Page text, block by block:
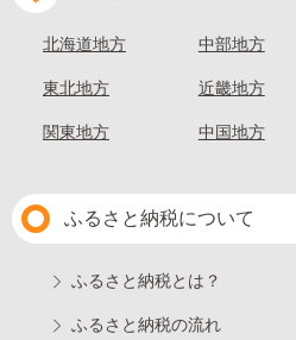
北海道地方
東北地方
関東地方
中部地方
近畿地方
中国地方
ふるさと納税について
ふるさと納税とは？
ふるさと納税の流れ